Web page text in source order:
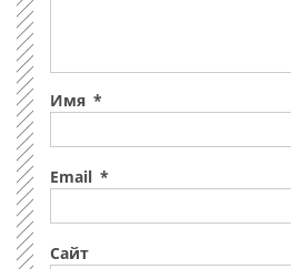
Имя *
Email *
Сайт